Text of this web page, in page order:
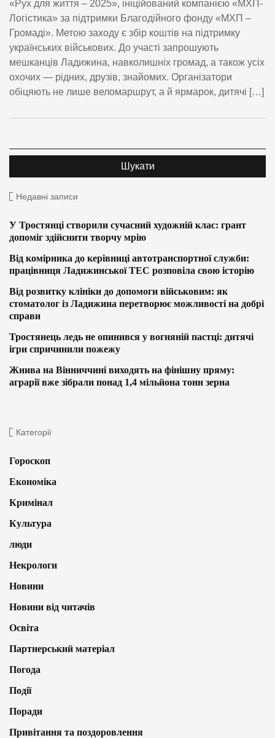
«Рух для життя – 2025», ініційований компанією «МХП-
Логістика» за підтримки Благодійного фонду «МХП –
Громаді». Метою заходу є збір коштів на підтримку
українських військових. До участі запрошують
мешканців Ладижина, навколишніх громад, а також усіх
охочих — рідних, друзів, знайомих. Організатори
обіцяють не лише веломаршрут, а й ярмарок, дитячі […]
Недавні записи
У Тростянці створили сучасний художній клас: грант
допоміг здійснити творчу мрію
Від комірника до керівниці автотранспортної служби:
працівниця Ладижинської ТЕС розповіла свою історію
Від розвитку клініки до допомоги військовим: як
стоматолог із Ладижина перетворює можливості на добрі
справи
Тростянець ледь не опинився у вогняній пастці: дитячі
ігри спричинили пожежу
Жнива на Вінниччині виходять на фінішну пряму:
аграрії вже зібрали понад 1,4 мільйона тонн зерна
Категорії
Гороскоп
Економіка
Кримінал
Культура
люди
Некрологи
Новини
Новини від читачів
Освіта
Партнерський матеріал
Погода
Події
Поради
Привітання та поздоровлення